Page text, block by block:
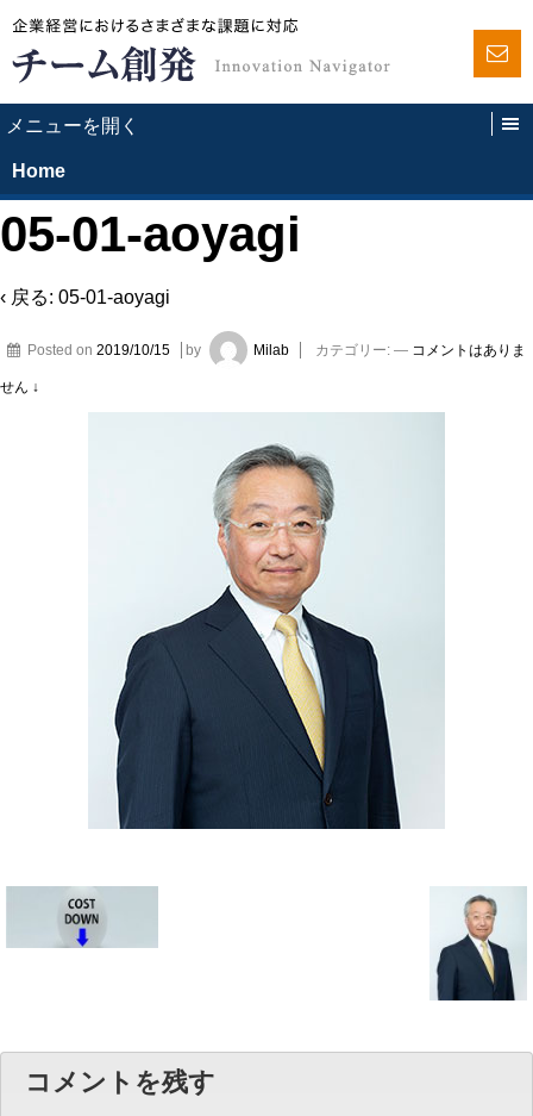
Home
05-01-aoyagi
‹ 戻る: 05-01-aoyagi
Posted on 2019/10/15 by Milab カテゴリー: — コメントはありま
せん ↓
コメントを残す